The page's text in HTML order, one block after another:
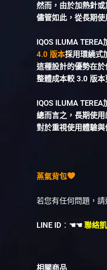
然而，由於加熱針
儘管如此，從長期使
IQOS ILUMA TEREA
4.0 版本採用環繞式
這種設計的優勢在
整體成本較 3.0 版
IQOS ILUMA TEREA
總而言之，長期使
對於重視使用體驗
蒸氣背包
若您有任何問題，請
LINE ID ： ☚☚ 聯絡
相關商品